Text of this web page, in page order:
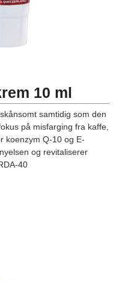
10 ml
samtidig som den
på misfarging fra kaffe,
koenzym Q-10 og E-
og revitaliserer
40